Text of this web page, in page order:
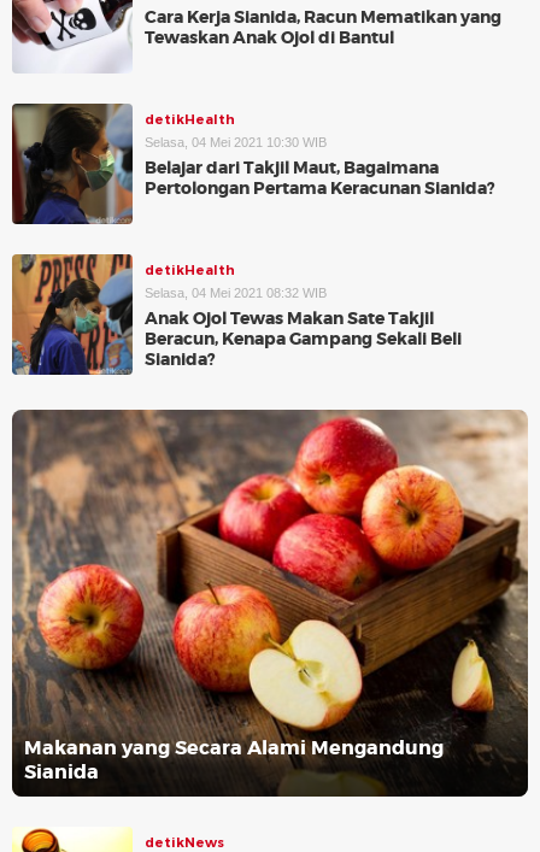
Cara Kerja Sianida, Racun Mematikan yang
Tewaskan Anak Ojol di Bantul
detikHealth
Selasa, 04 Mei 2021 10:30 WIB
Belajar dari Takjil Maut, Bagaimana
Pertolongan Pertama Keracunan Sianida?
detikHealth
Selasa, 04 Mei 2021 08:32 WIB
Anak Ojol Tewas Makan Sate Takjil
Beracun, Kenapa Gampang Sekali Beli
Sianida?
Makanan yang Secara Alami Mengandung
Sianida
detikNews